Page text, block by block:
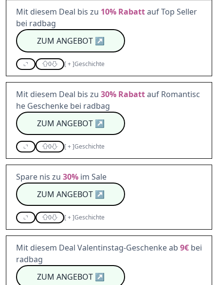
Mit diesem Deal bis zu 10% Rabattauf Top Seller
bei radbag
ZUM ANGEBOT↗
0 [+]Geschichte
Mit diesem Deal bis zu 30% Rabattauf Romantisc
he Geschenke bei radbag
ZUM ANGEBOT↗
0 [+]Geschichte
Spare nis zu 30% im Sale
ZUM ANGEBOT↗
0 [+]Geschichte
Mit diesem Deal Valentinstag-Geschenke ab 9€ bei
radbag
ZUM ANGEBOT↗